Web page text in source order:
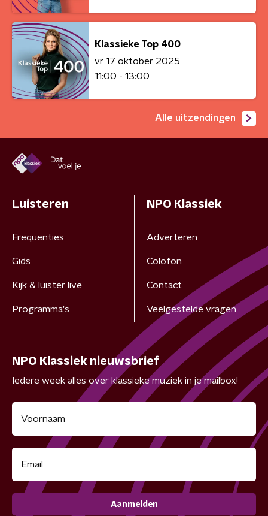
Klassieke Top 400
vr 17 oktober 2025
11:00 - 13:00
Alle uitzendingen
Luisteren
Frequenties
Gids
Kijk & luister live
Programma's
NPO Klassiek
Adverteren
Colofon
Contact
Veelgestelde vragen
NPO Klassiek nieuwsbrief
Iedere week alles over klassieke muziek in je mailbox!
Aanmelden